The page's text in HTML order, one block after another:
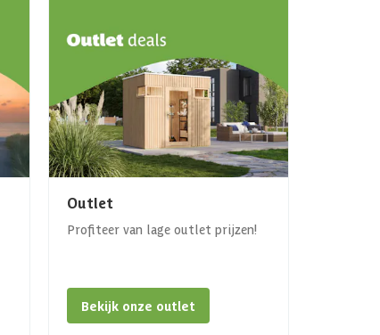
Outlet
Profiteer van lage outlet prijzen!
Bekijk onze outlet